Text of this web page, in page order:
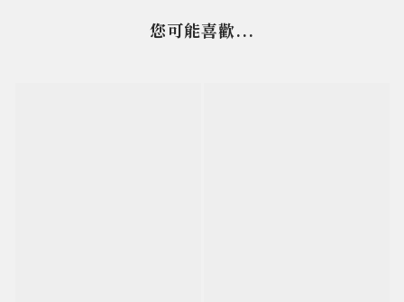
您可能喜歡...